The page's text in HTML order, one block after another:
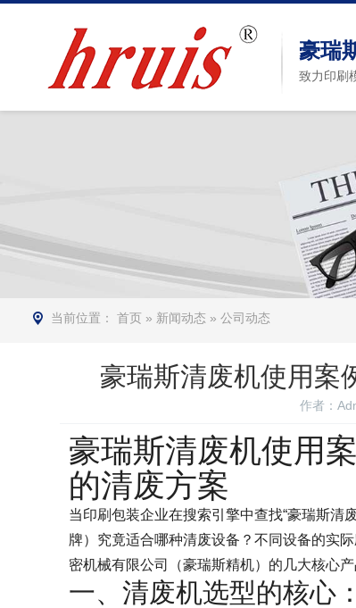
豪瑞
致力印刷
当前位置： 首页 » 新闻动态 » 公司动态
豪瑞斯清废机使用案
作者：
豪瑞斯清废机使用
的清废方案
当印刷包装企业在搜索引擎中查找“豪瑞斯清
牌）究竟适合哪种清废设备？不同设备的实
密机械有限公司（豪瑞斯精机）的几大核心
一、清废机选型的核心